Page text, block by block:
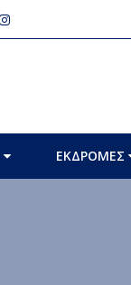
ΕΚΔΡΟΜΕΣ